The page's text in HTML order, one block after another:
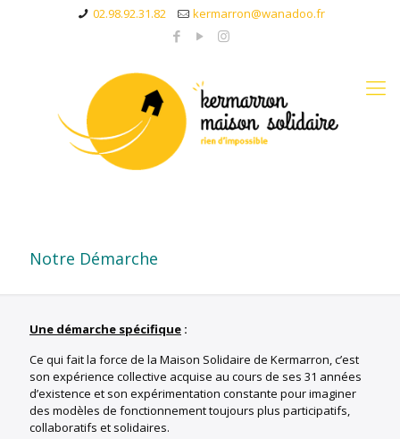
02.98.92.31.82 kermarron@wanadoo.fr
Notre Démarche
Une démarche spécifique :
Ce qui fait la force de la Maison Solidaire de Kermarron, c’est
son expérience collective acquise au cours de ses 31 années
d’existence et son expérimentation constante pour imaginer
des modèles de fonctionnement toujours plus participatifs,
collaboratifs et solidaires.